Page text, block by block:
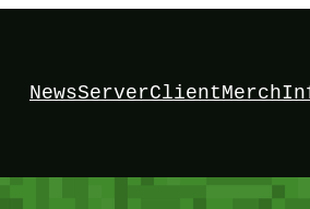
NewsServerClientMerch